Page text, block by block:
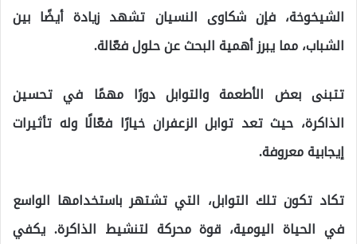
الشيخوخة، فإن شكاوى النسيان تشهد زيادة أيضًا بين
الشباب، مما يبرز أهمية البحث عن حلول فعّالة.
تتبنى بعض الأطعمة والتوابل دورًا مهمًا في تحسين
الذاكرة، حيث تعد توابل الزعفران خيارًا فعّالًا وله تأثيرات
إيجابية معروفة.
تكاد تكون تلك التوابل، التي تشتهر باستخدامها الواسع
في الحياة اليومية، قوة محركة لتنشيط الذاكرة. يكفي